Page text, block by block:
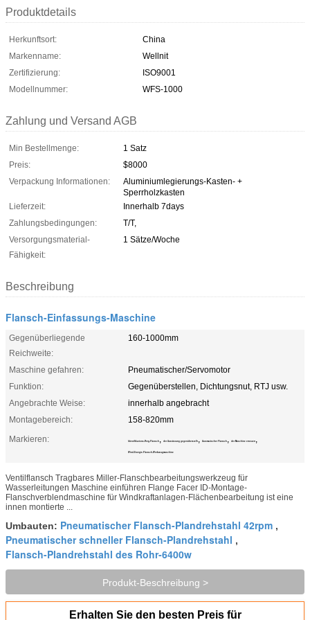
Produktdetails
Herkunftsort:
China
Markenname:
Wellnit
Zertifizierung:
ISO9001
Modellnummer:
WFS-1000
Zahlung und Versand AGB
Min Bestellmenge:
1 Satz
Preis:
$8000
Verpackung Informationen:
Aluminiumlegierungs-Kasten- +
Sperrholzkasten
Lieferzeit:
Innerhalb 7days
Zahlungsbedingungen:
T/T,
Versorgungsmaterial-
Fähigkeit:
1 Sätze/Woche
Beschreibung
Flansch-Einfassungs-Maschine
Gegenüberliegende
Reichweite:
160-1000mm
Maschine gefahren:
Pneumatischer/Servomotor
Funktion:
Gegenüberstellen, Dichtungsnut, RTJ usw.
Angebrachte Weise:
innerhalb angebracht
Montagebereich:
158-820mm
Markieren:
Identifikations-Berg-Flansch , der Ausrüstung gegenüberstellt , Automatischer Flansch , der Maschine erneuert ,
Wind-Energie-Flansch-Werkzeugmaschine
Ventilflansch Tragbares Miller-Flanschbearbeitungswerkzeug für
Wasserleitungen Maschine einführen Flange Facer ID-Montage-
Flanschverblendmaschine für Windkraftanlagen-Flächenbearbeitung ist eine
innen montierte ...
Umbauten: Pneumatischer Flansch-Plandrehstahl 42rpm ,
Pneumatischer schneller Flansch-Plandrehstahl ,
Flansch-Plandrehstahl des Rohr-6400w
Produkt-Beschreibung >
Erhalten Sie den besten Preis für